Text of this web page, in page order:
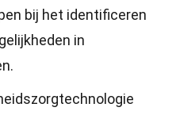
bij het identificeren
in